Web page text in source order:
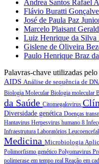
Andrea Santos Rafael
Flávio Buratti
José de Paula Paz
Marcelo Plaisant
Luiz Henrique da Silva
Gislene de Oliveira
Paulo Henrique Braz
Palavras-chave utilizadas
AIDS Análise de sequência de
Biologia Molecular Biologia molecular
da Saúde Citomegalovirus
Diversidade genética Doenças
Hantavirus Herpesvirus humano 8
Infraestrutura Laboratórios
Medicina Microbiologia
Polimorfismo genético Polyomavirus
polimerase em tempo real Reação em